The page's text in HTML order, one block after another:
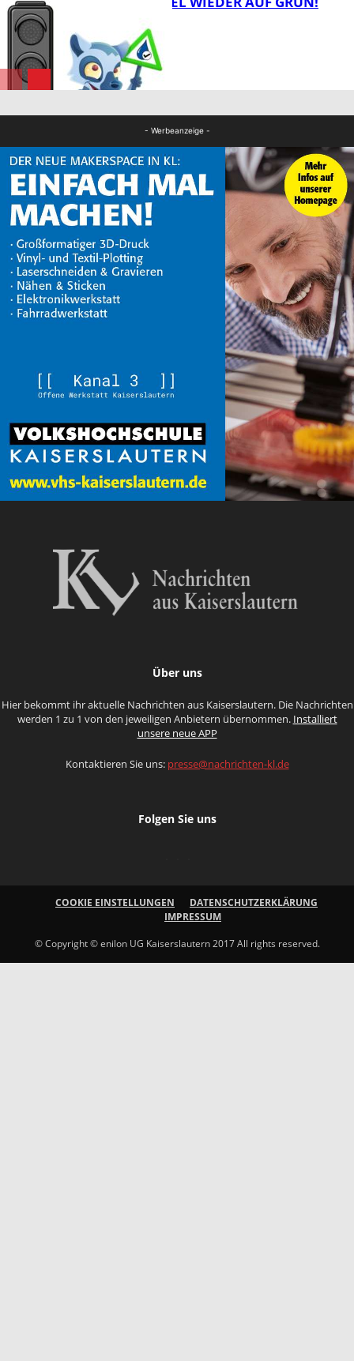
Umwelt
- Werbeanzeige -
Über uns
Hier bekommt ihr aktuelle Nachrichten aus Kaiserslautern. Die Nachrichten
werden 1 zu 1 von den jeweiligen Anbietern übernommen. Installiert
unsere neue APP
Kontaktieren Sie uns: presse@nachrichten-kl.de
Folgen Sie uns
COOKIE EINSTELLUNGEN
DATENSCHUTZERKLÄRUNG
IMPRESSUM
© Copyright © enilon UG Kaiserslautern 2017 All rights reserved.